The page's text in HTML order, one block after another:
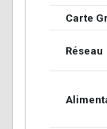
Carte
Réseau